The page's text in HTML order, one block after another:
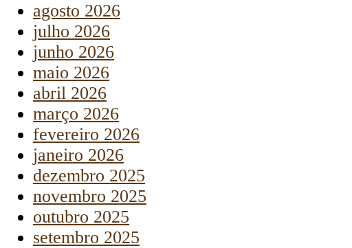
agosto 2026
julho 2026
junho 2026
maio 2026
abril 2026
março 2026
fevereiro 2026
janeiro 2026
dezembro 2025
novembro 2025
outubro 2025
setembro 2025